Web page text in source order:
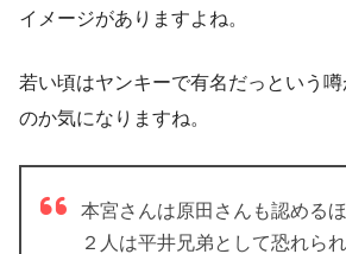
イメージがありますよね。
若い頃はヤンキーで有名だっという
のか気になりますね。
本宮さんは原田さんも認める
２人は平井兄弟として恐れら